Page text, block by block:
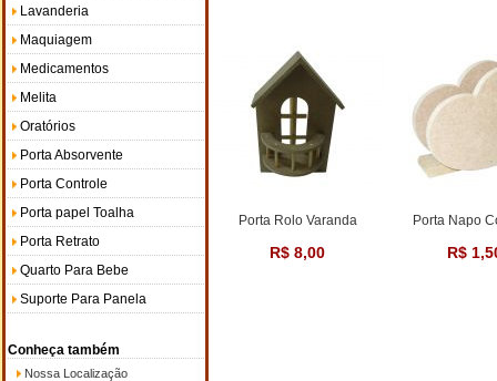
Lavanderia
Maquiagem
Medicamentos
Melita
Oratórios
Porta Absorvente
Porta Controle
Porta papel Toalha
Porta Retrato
Quarto Para Bebe
Suporte Para Panela
Conheça também
Nossa Localização
Porta Rolo Varanda
R$ 8,00
Porta Napo
R$